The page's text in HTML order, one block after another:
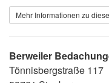
Mehr Informationen zu
Berweiler
Tönnisbergstraße 117